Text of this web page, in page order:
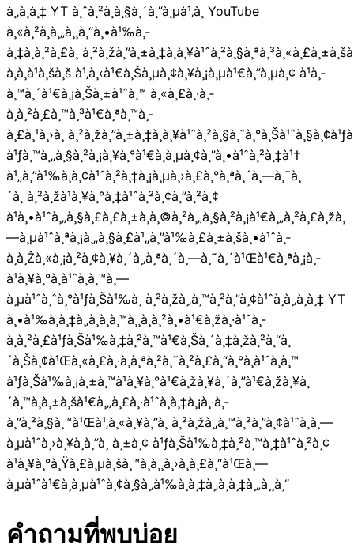
à¸‚à¸­à¸‡ YT à¸ˆà¸²à¸à¸§à¸´à¸”à¸µà¹‚à¸­ YouTube
à¸«à¸²à¸à¸„à¸¸à¸“à¸•à¹‰à¸­
à¸‡à¸à¸²à¸£à¸
à¸­à¸à¹à¸šà¸š à¹‚à¸‹à¹€à¸Šà¸µà¸¢à¸¥à¸¡à¸µà¹€à¸”à¸µà¸¢ à¹à¸­
à¸™à¸´à¹€à¸¡à¸Šà¸±à¹ˆà¸™ à¸«à¸£à¸·à¸­
à¸à¸²à¸£à¸™à¸³à¹€à¸ªà¸™à¸­
à¸£à¸¹à¸›à¸
à¹ƒà¸™à¸„à¸§à¸²à¸¡à¸¥à¸°à¹€à¸­à¸µà¸¢à¸”à¸•à¹ˆà¸²à¸‡à¹†
à¹„à¸”à¹‰à¸­à¸¢à¹ˆà¸²à¸‡à¸¡à¸µà¸›à¸£à¸°à¸ªà¸´à¸—à¸˜à¸
´à¸ à¸²à¸žà¹à¸¥à¸°à¸‡à¹ˆà¸²à¸¢à¸”à¸²à¸¢
à¹à¸•à¹ˆà¸„à¸§à¸£à¸£à¸±à¸à¸©à¸²à¸„à¸§à¸²à¸¡à¹€à¸„à¸²à¸£à¸žà¸
—à¸µà¹ˆà¸ªà¸¡à¸„à¸§à¸£à¹„à¸”à¹‰à¸£à¸±à¸šà¸•à¹ˆà¸­
à¸à¸Žà¸«à¸¡à¸²à¸¢à¸¥à¸´à¸‚à¸ªà¸´à¸—à¸˜à¸´à¹Œà¹€à¸ªà¸¡à¸­
à¹à¸¥à¸°à¸à¹ˆà¸­à¸™à¸—
à¸µà¹ˆà¸ˆà¸°à¹ƒà¸Šà¹‰à¸ à¸²à¸žà¸‚à¸™à¸²à¸”à¸¢à¹ˆà¸­à¸‚à¸­à¸‡ YT
à¸•à¹‰à¸­à¸‡à¸‚à¸­à¸­à¸™à¸¸à¸à¸²à¸•à¹€à¸žà¸·à¹ˆà¸­
à¸à¸²à¸£à¹ƒà¸Šà¹‰à¸‡à¸²à¸™à¹€à¸Šà¸´à¸‡à¸žà¸²à¸“à¸
´à¸Šà¸¢à¹Œà¸«à¸£à¸·à¸­à¸ªà¸²à¸˜à¸²à¸£à¸“à¸°à¸à¹ˆà¸­à¸™
à¹ƒà¸Šà¹‰à¸¡à¸±à¸™à¹à¸¥à¸°à¹€à¸žà¸¥à¸´à¸”à¹€à¸žà¸¥à¸
´à¸™à¸à¸±à¸šà¹€à¸„à¸£à¸·à¹ˆà¸­à¸‡à¸¡à¸·à¸­
à¸”à¸²à¸§à¸™à¹Œà¹‚à¸«à¸¥à¸”à¸ à¸²à¸žà¸‚à¸™à¸²à¸”à¸¢à¹ˆà¸­à¸—
à¸µà¹ˆà¸›à¸¥à¸­à¸”à¸ à¸±à¸¢ à¹ƒà¸Šà¹‰à¸‡à¸²à¸™à¸‡à¹ˆà¸²à¸¢
à¹à¸¥à¸°à¸Ÿà¸£à¸µà¸šà¸™à¸­à¸¸à¸›à¸à¸£à¸“à¹Œà¸—
à¸µà¹ˆà¹€à¸à¸µà¹ˆà¸¢à¸§à¸‚à¹‰à¸­à¸‡à¸‚à¸­à¸‡à¸„à¸¸à¸“
คำถามที่พบบ่อย